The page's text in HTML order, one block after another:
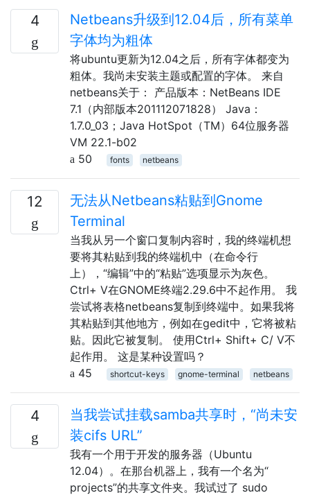
4
Netbeans升级到12.04后，所有菜单
字体均为粗体
将ubuntu更新为12.04之后，所有字体都变为
粗体。我尚未安装主题或配置的字体。 来自
netbeans关于： 产品版本：NetBeans IDE
7.1（内部版本201112071828） Java：
1.7.0_03；Java HotSpot（TM）64位服务器
VM 22.1-b02
50
fonts netbeans
12
无法从Netbeans粘贴到Gnome
Terminal
当我从另一个窗口复制内容时，我的终端机想
要将其粘贴到我的终端机中（在命令行
上），“编辑”中的“粘贴”选项显示为灰色。
Ctrl+ V在GNOME终端2.29.6中不起作用。 我
尝试将表格netbeans复制到终端中。如果我将
其粘贴到其他地方，例如在gedit中，它将被粘
贴。因此它被复制。 使用Ctrl+ Shift+ C/ V不
起作用。 这是某种设置吗？
45
shortcut-keys gnome-terminal netbeans
4
当我尝试挂载samba共享时，“尚未安
装cifs URL”
我有一个用于开发的服务器（Ubuntu
12.04）。在那台机器上，我有一个名为“
projects”的共享文件夹。我试过了 sudo